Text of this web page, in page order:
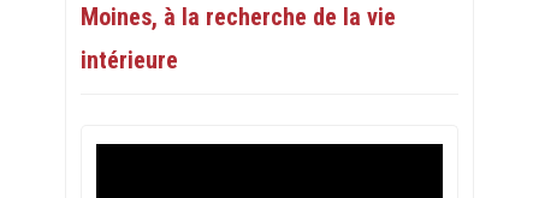
Moines, à la recherche de la vie
intérieure